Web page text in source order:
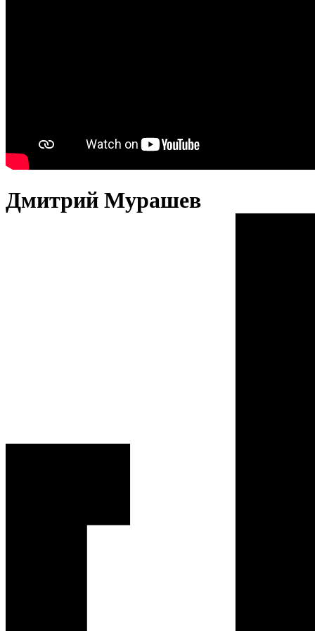
Дмитрий Мурашев